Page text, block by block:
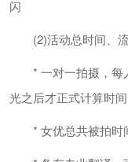
闪
(2)活动总时间、
* 一对一拍摄，每
光之后才正式计算时间
* 女优总共被拍时